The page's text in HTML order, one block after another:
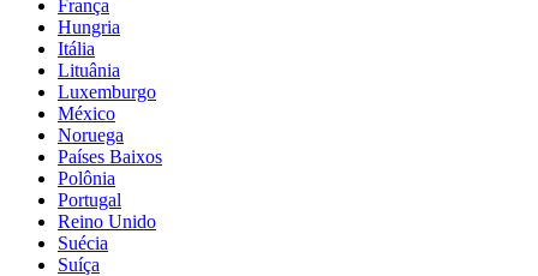
França
Hungria
Itália
Lituânia
Luxemburgo
México
Noruega
Países Baixos
Polônia
Portugal
Reino Unido
Suécia
Suíça